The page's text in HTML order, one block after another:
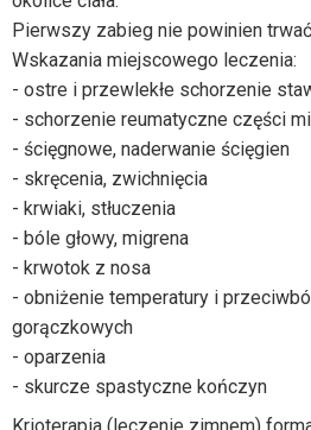
Pierwszy zabieg nie powinien trwać
Wskazania miejscowego leczenia:
- ostre i przewlekłe schorzenie
- schorzenie reumatyczne części
- ścięgnowe, naderwanie ścięgien
- skręcenia, zwichnięcia
- krwiaki, stłuczenia
- bóle głowy, migrena
- krwotok z nosa
- obniżenie temperatury i
gorączkowych
- oparzenia
- skurcze spastyczne kończyn
Krioterapia (leczenie zimnem)